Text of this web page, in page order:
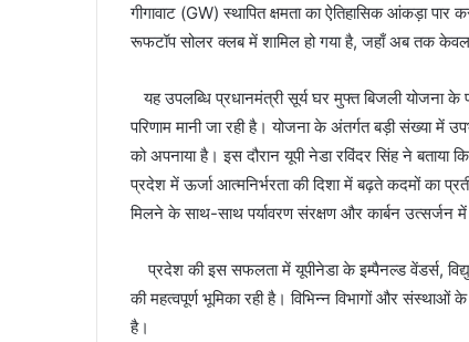
गीगावाट (GW) स्थापित क्षमता का ऐतिहासिक आंकड़ा
रूफटॉप सोलर क्लब में शामिल हो गया है, जहाँ अब तक केवल
यह उपलब्धि प्रधानमंत्री सूर्य घर मुफ्त बिजली योजना के
परिणाम मानी जा रही है। योजना के अंतर्गत बड़ी संख्या में
को अपनाया है। इस दौरान यूपी नेडा रविंदर सिंह ने
प्रदेश में ऊर्जा आत्मनिर्भरता की दिशा में बढ़ते कदमों का
मिलने के साथ-साथ पर्यावरण संरक्षण और कार्बन उत्सर्जन
प्रदेश की इस सफलता में यूपीनेडा के इम्पैनल्ड वेंडर्स,
की महत्वपूर्ण भूमिका रही है। विभिन्न विभागों और
है।